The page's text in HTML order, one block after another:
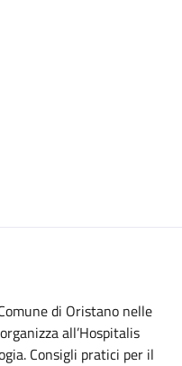
di Oristano nelle
all’Hospitalis
Consigli pratici per il